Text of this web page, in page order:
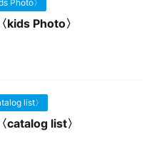
Photo〉
kids Photo〉
list〉
catalog list〉